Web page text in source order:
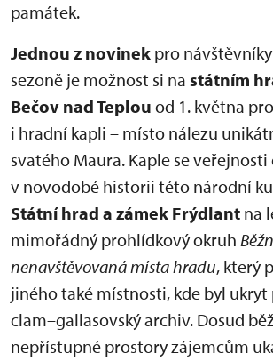
památek.
Jednou z novinek pro
sezoně je možnost si na státním
Bečov nad Teplou od 1. května
i hradní kapli – místo nálezu
svatého Maura. Kaple se
v novodobé historii této národní
Státní hrad a zámek Frýdlant na
mimořádný prohlídkový okruh
nenavštěvovaná místa hradu, který
jiného také místnosti, kde byl ukryt
clam–gallasovský archiv. Dosud
nepřístupné prostory zájemcům